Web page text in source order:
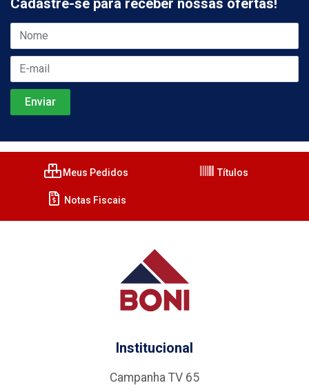
Meus Pedidos Títulos
Notas Fiscais
Institucional
Campanha TV 65